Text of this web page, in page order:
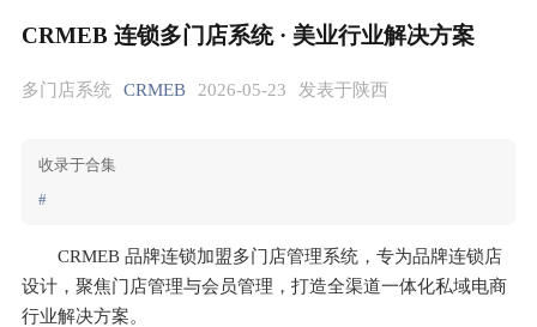
CRMEB 连锁多门店系统 · 美业行业解决方案
多门店系统 CRMEB 2026-05-23 发表于陕西
收录于合集
#
CRMEB 品牌连锁加盟多门店管理系统，专为品牌连锁店
设计，聚焦门店管理与会员管理，打造全渠道一体化私域电商
行业解决方案。